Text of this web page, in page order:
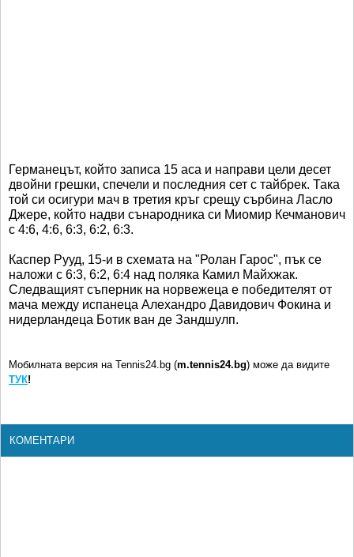
Германецът, който записа 15 аса и направи цели десет
двойни грешки, спечели и последния сет с тайбрек. Така
той си осигури мач в третия кръг срещу сърбина Ласло
Джере, който надви сънародника си Миомир Кечманович
с 4:6, 4:6, 6:3, 6:2, 6:3.
Каспер Рууд, 15-и в схемата на "Ролан Гарос", пък се
наложи с 6:3, 6:2, 6:4 над поляка Камил Майхжак.
Следващият съперник на норвежеца е победителят от
мача между испанеца Алехандро Давидович Фокина и
нидерландеца Ботик ван де Зандшулп.
Мобилната версия на Tennis24.bg (m.tennis24.bg) може да видите
ТУК!
КОМЕНТАРИ